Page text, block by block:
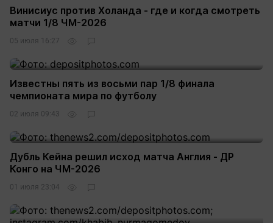
Винисиус против Холанда - где и когда смотреть
матчи 1/8 ЧМ-2026
05 июля 16:27
Известны пять из восьми пар 1/8 финала
чемпионата мира по футболу
02 июля 09:43
Дубль Кейна решил исход матча Англия - ДР
Конго на ЧМ-2026
01 июля 23:04